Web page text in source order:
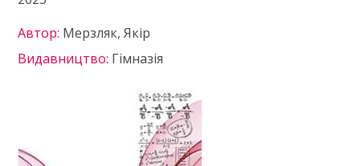
Автор: Мерзляк, Якір
Видавництво: Гімназія